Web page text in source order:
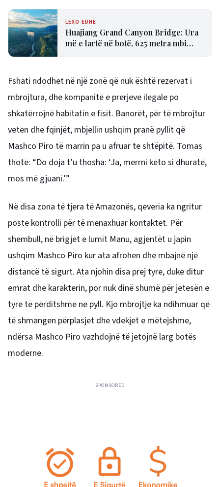
LEXO EDHE
Huajiang Grand Canyon Bridge: Ura
më e lartë në botë, 625 metra mbi
Fshati ndodhet në një zonë që nuk është rezervat i
mbrojtura, dhe kompanitë e prerjeve ilegale po
shkatërrojnë habitatin e fisit. Banorët, për të mbrojtur
veten dhe fqinjët, mbjellin ushqim pranë pyllit që
Mashco Piro të marrin pa u afruar te shtëpitë. Tomas
thotë: “Do doja t’u thosha: ‘Ja, merrni këto si dhuratë,
mos më gjuani.’”
Në disa zona të tjera të Amazonës, qeveria ka ngritur
poste kontrolli për të menaxhuar kontaktet. Për
shembull, në brigjet e lumit Manu, agjentët u japin
ushqim Mashco Piro kur ata afrohen dhe mbajnë një
distancë të sigurt. Ata njohin disa prej tyre, duke ditur
emrat dhe karakterin, por nuk dinë shumë për jetesën e
tyre të përditshme në pyll. Kjo mbrojtje ka ndihmuar që
të shmangen përplasjet dhe vdekjet e mëtejshme,
ndërsa Mashco Piro vazhdojnë të jetojnë larg botës
moderne.
SPONSORED